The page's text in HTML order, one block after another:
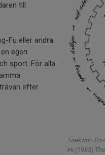
Taekwon-
Hi (1983)
till
Fu eller andra
egen
sport. För alla
efter